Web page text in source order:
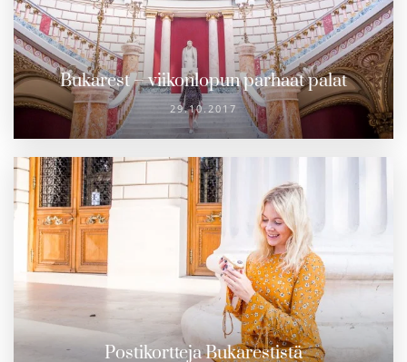
Bukarest – viikonlopun parhaat palat
29.10.2017
Postikortteja Bukarestistä